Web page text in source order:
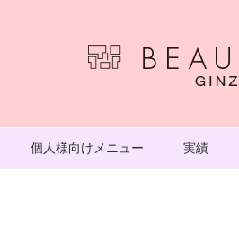
個人様向けメニュー 実績